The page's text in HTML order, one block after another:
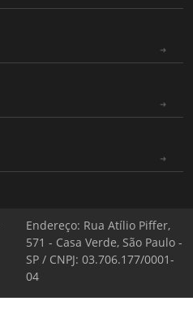
Endereço: Rua Atílio Piffer,
571 - Casa Verde, São Paulo -
SP / CNPJ: 03.706.177/0001-
04